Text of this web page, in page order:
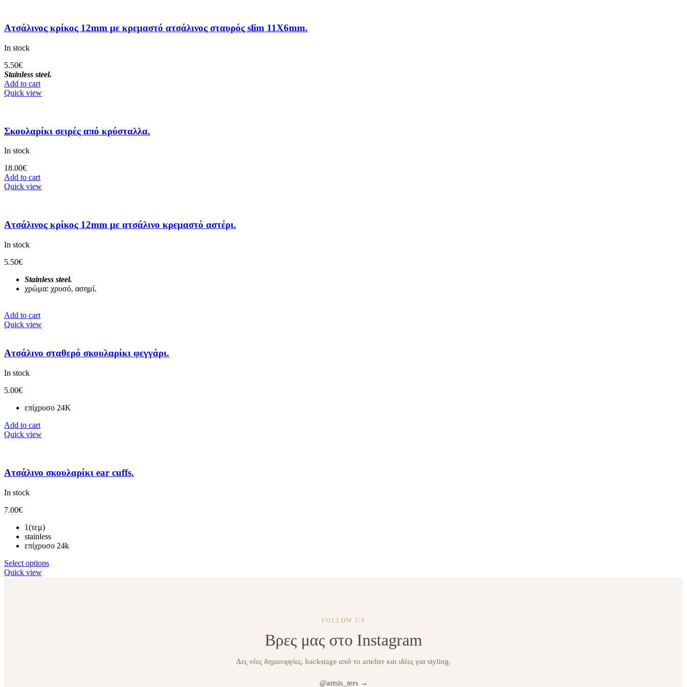
Ατσάλινος κρίκος 12mm με κρεμαστό ατσάλινος σταυρός slim 11X6mm.
In stock
5.50€
Stainless steel.
Add to cart
Quick view
Σκουλαρίκι σειρές από κρύσταλλα.
In stock
18.00€
Add to cart
Quick view
Ατσάλινος κρίκος 12mm με ατσάλινο κρεμαστό αστέρι.
In stock
5.50€
Stainless steel.
χρώμα: χρυσό, ασημί.
Add to cart
Quick view
Ατσάλινο σταθερό σκουλαρίκι φεγγάρι.
In stock
5.00€
επίχρυσο 24K
Add to cart
Quick view
Ατσάλινο σκουλαρίκι ear cuffs.
In stock
7.00€
1(τεμ)
stainless
επίχρυσο 24k
Select options
Quick view
FOLLOW US
Βρες μας στο Instagram
Δες νέες δημιουργίες, backstage από το artelier και ιδέες για styling.
@artsis_ters →